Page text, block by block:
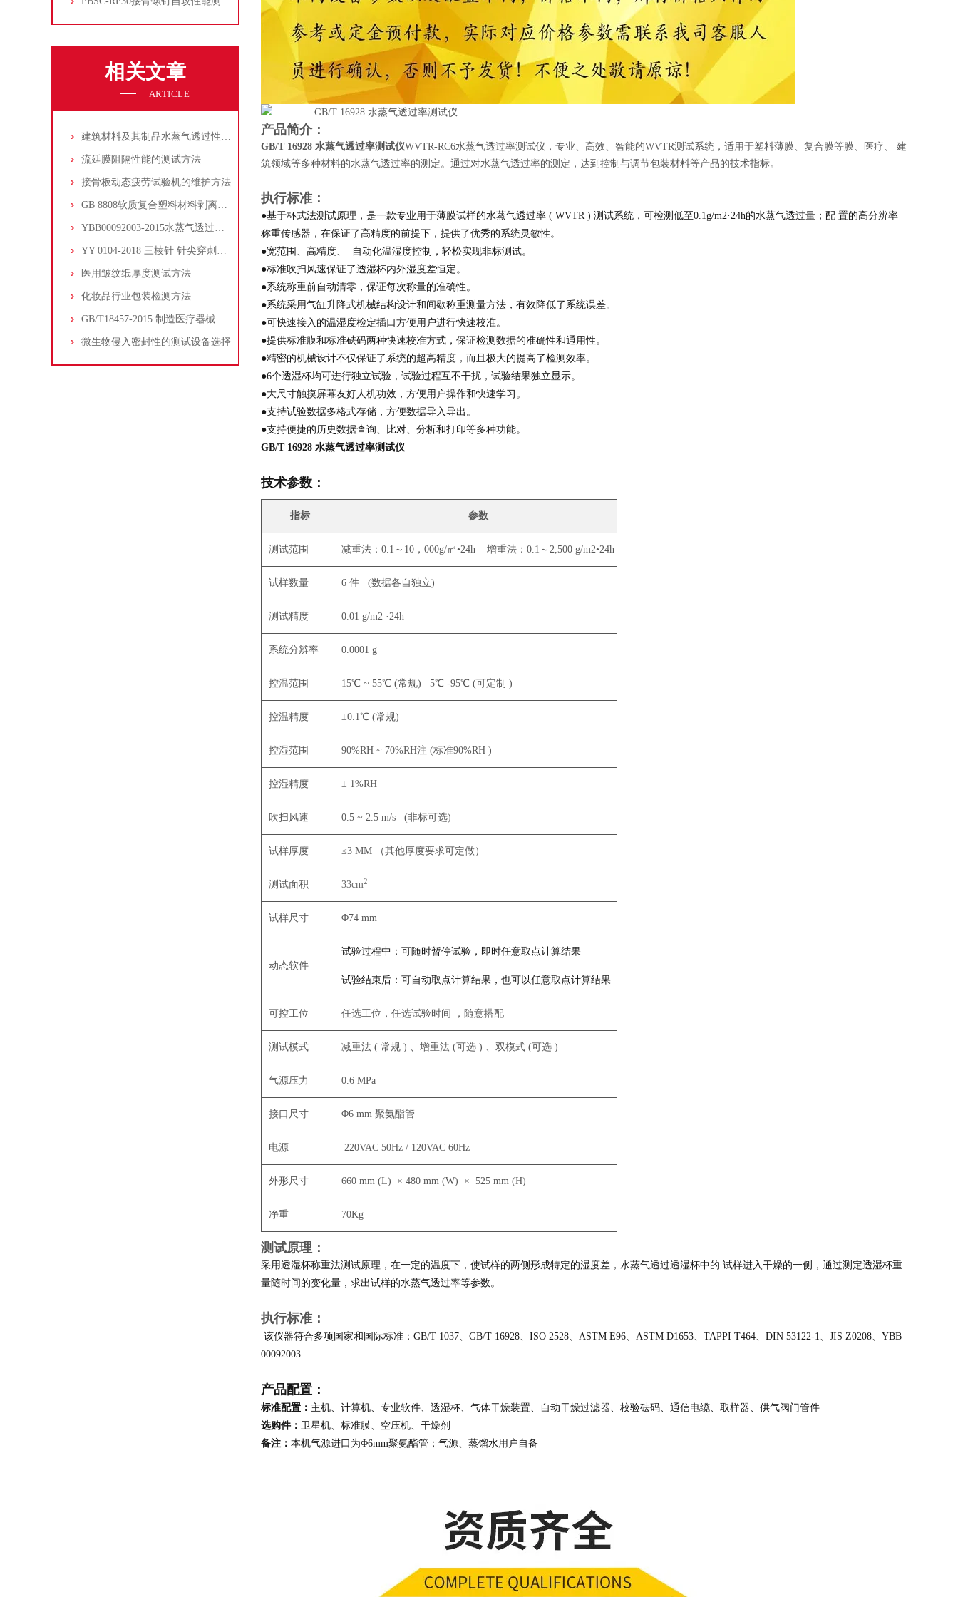
相关文章
ARTICLE
建筑材料及其制品水蒸气透过性能试验方法
流延膜阻隔性能的测试方法
接骨板动态疲劳试验机的维护方法
GB 8808软质复合塑料材料剥离试验方法
YBB00092003-2015水蒸气透过量测定法第二法电解分析法
YY 0104-2018 三棱针 针尖穿刺力与针体 - 针柄连接牢固度测试方法
医用皱纹纸厚度测试方法
化妆品行业包装检测方法
GB/T18457-2015 制造医疗器械用不锈钢针管刚性韧性测试仪
微生物侵入密封性的测试设备选择
产品简介：
GB/T 16928 水蒸气透过率测试仪WVTR-RC6水蒸气透过率测试仪，专业、高效、智能的WVTR测试系统，适用于塑料薄膜、复合膜等膜、医疗、 建
筑领域等多种材料的水蒸气透过率的测定。通过对水蒸气透过率的测定，达到控制与调节包装材料等产品的技术指标。
执行标准：
●基于杯式法测试原理，是一款专业用于薄膜试样的水蒸气透过率 ( WVTR ) 测试系统，可检测低至0.1g/m2·24h的水蒸气透过量；配 置的高分辨率
称重传感器，在保证了高精度的前提下，提供了优秀的系统灵敏性。
●宽范围、高精度、 自动化温湿度控制，轻松实现非标测试。
●标准吹扫风速保证了透湿杯内外湿度差恒定。
●系统称重前自动清零，保证每次称量的准确性。
●系统采用气缸升降式机械结构设计和间歇称重测量方法，有效降低了系统误差。
●可快速接入的温湿度检定插口方便用户进行快速校准。
●提供标准膜和标准砝码两种快速校准方式，保证检测数据的准确性和通用性。
●精密的机械设计不仅保证了系统的超高精度，而且极大的提高了检测效率。
●6个透湿杯均可进行独立试验，试验过程互不干扰，试验结果独立显示。
●大尺寸触摸屏幕友好人机功效，方便用户操作和快速学习。
●支持试验数据多格式存储，方便数据导入导出。
●支持便捷的历史数据查询、比对、分析和打印等多种功能。
GB/T 16928 水蒸气透过率测试仪
技术参数：
指标 参数
测试范围 减重法：0.1～10，000g/㎡•24h 增重法：0.1～2,500 g/m2•24h
试样数量 6 件 (数据各自独立)
测试精度 0.01 g/m2 ·24h
系统分辨率 0.0001 g
控温范围 15℃ ~ 55℃ (常规) 5℃ -95℃ (可定制 )
控温精度 ±0.1℃ (常规)
控湿范围 90%RH ~ 70%RH注 (标准90%RH )
控湿精度 ± 1%RH
吹扫风速 0.5 ~ 2.5 m/s (非标可选)
试样厚度 ≤3 MM （其他厚度要求可定做）
测试面积 33cm2
试样尺寸 Φ74 mm
动态软件
试验过程中：可随时暂停试验，即时任意取点计算结果
试验结束后：可自动取点计算结果，也可以任意取点计算结果
可控工位 任选工位，任选试验时间 ，随意搭配
测试模式 减重法 ( 常规 ) 、增重法 (可选 ) 、双模式 (可选 )
气源压力 0.6 MPa
接口尺寸 Φ6 mm 聚氨酯管
电源 220VAC 50Hz / 120VAC 60Hz
外形尺寸 660 mm (L) × 480 mm (W) × 525 mm (H)
净重 70Kg
测试原理：
采用透湿杯称重法测试原理，在一定的温度下，使试样的两侧形成特定的湿度差，水蒸气透过透湿杯中的 试样进入干燥的一侧，通过测定透湿杯重
量随时间的变化量，求出试样的水蒸气透过率等参数。
执行标准：
该仪器符合多项国家和国际标准：GB/T 1037、GB/T 16928、ISO 2528、ASTM E96、ASTM D1653、TAPPI T464、DIN 53122-1、JIS Z0208、YBB
00092003
产品配置：
标准配置： 主机、计算机、专业软件、透湿杯、气体干燥装置、自动干燥过滤器、校验砝码、通信电缆、取样器、供气阀门管件
选购件： 卫星机、标准膜、空压机、干燥剂
备注： 本机气源进口为Φ6mm聚氨酯管；气源、蒸馏水用户自备